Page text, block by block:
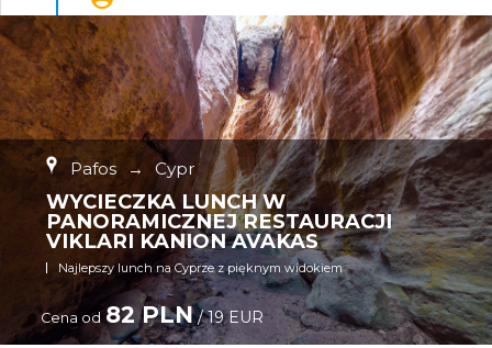
Pafos → Cypr
WYCIECZKA LUNCH W
PANORAMICZNEJ RESTAURACJI
VIKLARI KANION AVAKAS
Najlepszy lunch na Cyprze z pięknym widokiem
Cena od 82 PLN/ 19 EUR